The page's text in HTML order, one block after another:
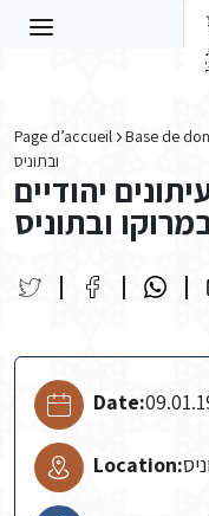
Page d’accueil Base de
ובתוניס
יהודיים
ובתוניס
Date:
Location: